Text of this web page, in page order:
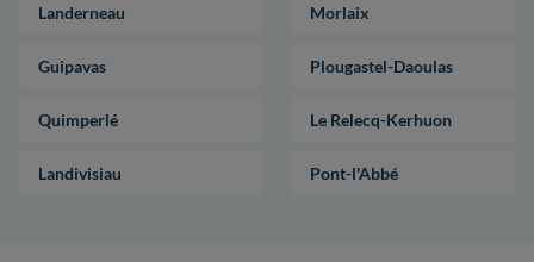
Landerneau Morlaix
Guipavas Plougastel-Daoulas
Quimperlé Le Relecq-Kerhuon
Landivisiau Pont-l'Abbé